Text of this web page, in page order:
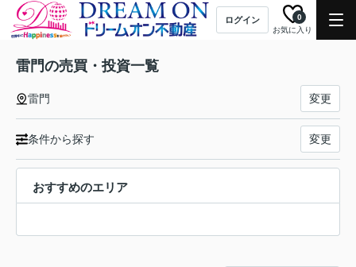
ログイン
お気に入り
0
雷門の売買・投資一覧
雷門 変更
条件から探す 変更
おすすめのエリア